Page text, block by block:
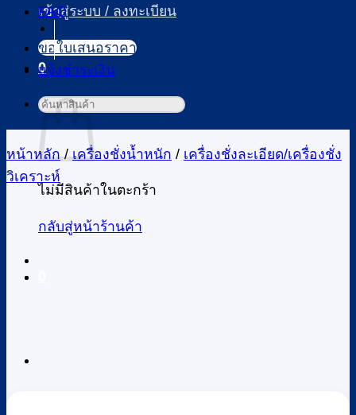
เข้าสู่ระบบ / ลงทะเบียน
0
ไม่มีสินค้าในตะกร้า
กลับสู่หน้าร้านค้า
FAQ
ขอใบเสนอราคา
แจ้งชำระเงิน
ค้นหา:
หน้าหลัก / เครื่องชั่งน้ำหนัก / เครื่องชั่งละเอียด/เครื่องชั่ง
วิเคราะห์